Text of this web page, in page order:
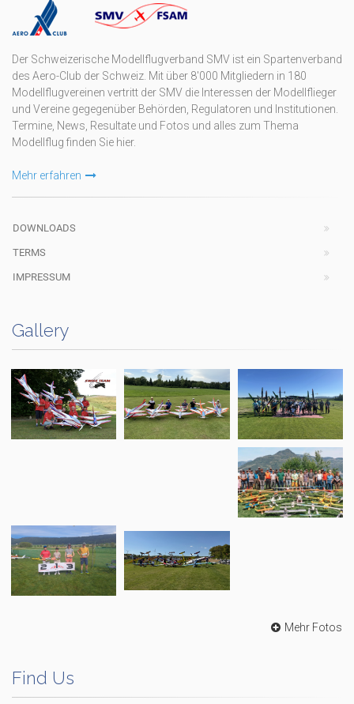
Der Schweizerische Modellflugverband SMV ist ein Spartenverband
des Aero-Club der Schweiz. Mit über 8'000 Mitgliedern in 180
Modellflugvereinen vertritt der SMV die Interessen der Modellflieger
und Vereine gegegenüber Behörden, Regulatoren und Institutionen.
Termine, News, Resultate und Fotos und alles zum Thema
Modellflug finden Sie hier.
Mehr erfahren
DOWNLOADS
TERMS
IMPRESSUM
Gallery
Mehr Fotos
Find Us